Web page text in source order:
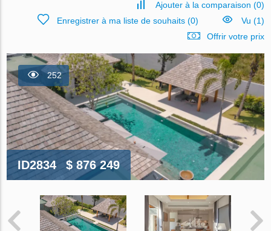
Ajouter à la comparaison (0)
Enregistrer à ma liste de souhaits(0)
Vu (1)
Offrir votre prix
252
ID2834 $ 876 249